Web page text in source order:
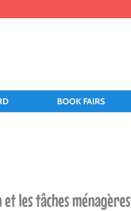
BOOK FAIRS
les tâches ménagères